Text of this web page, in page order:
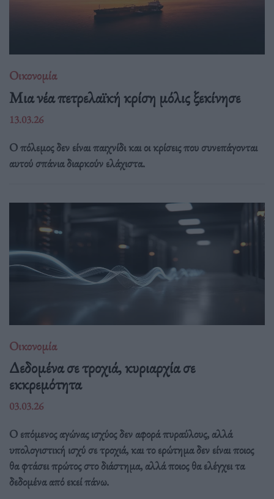
Οικονομία
Μια νέα πετρελαϊκή κρίση μόλις ξεκίνησε
13.03.26
Ο πόλεμος δεν είναι παιχνίδι και οι κρίσεις που συνεπάγονται
αυτού σπάνια διαρκούν ελάχιστα.
Οικονομία
Δεδομένα σε τροχιά, κυριαρχία σε
εκκρεμότητα
03.03.26
Ο επόμενος αγώνας ισχύος δεν αφορά πυραύλους, αλλά
υπολογιστική ισχύ σε τροχιά, και το ερώτημα δεν είναι ποιος
θα φτάσει πρώτος στο διάστημα, αλλά ποιος θα ελέγχει τα
δεδομένα από εκεί πάνω.